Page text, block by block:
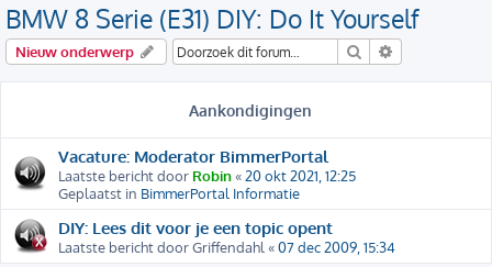
BMW 8 Serie (E31) DIY: Do It Yourself
Nieuw onderwerp Zoek
Aankondigingen
Vacature: Moderator BimmerPortal
Laatste bericht door Robin«20 okt 2021, 12:25
Geplaatst in BimmerPortal Informatie
DIY: Lees dit voor je een topic opent
Laatste bericht doorGriffendahl«07 dec 2009, 15:34